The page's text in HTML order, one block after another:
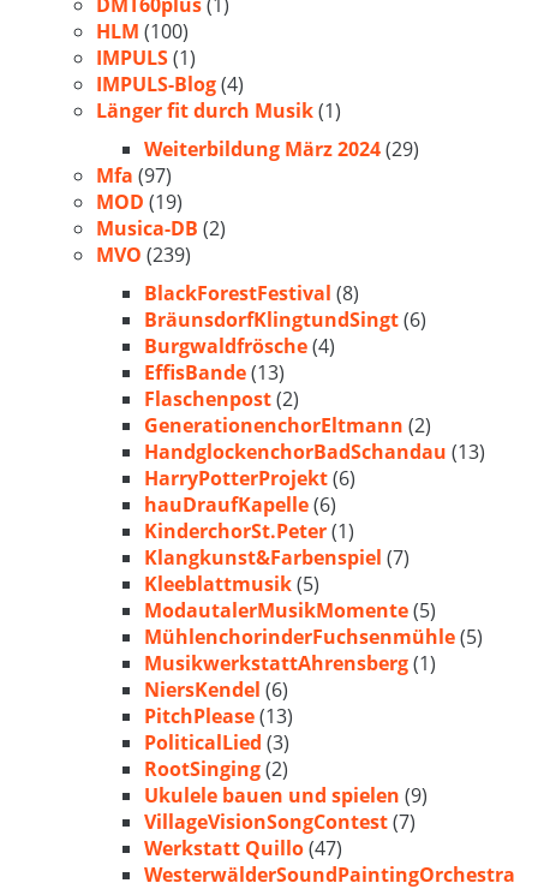
HLM (100)
IMPULS(1)
IMPULS-Blog(4)
Länger fit durch Musik(1)
Weiterbildung März 2024(29)
Mfa (97)
MOD (19)
Musica-DB (2)
MVO (239)
BlackForestFestival (8)
BräunsdorfKlingtundSingt(6)
Burgwaldfrösche(4)
EffisBande(13)
Flaschenpost(2)
GenerationenchorEltmann (2)
HandglockenchorBadSchandau (13)
HarryPotterProjekt(6)
hauDraufKapelle(6)
KinderchorSt.Peter(1)
Klangkunst&Farbenspiel (7)
Kleeblattmusik(5)
ModautalerMusikMomente(5)
MühlenchorinderFuchsenmühle(5)
MusikwerkstattAhrensberg(1)
NiersKendel (6)
PitchPlease(13)
PoliticalLied (3)
RootSinging(2)
Ukulele bauen und spielen (9)
VillageVisionSongContest(7)
Werkstatt Quillo(47)
WesterwälderSoundPaintingOrchestra